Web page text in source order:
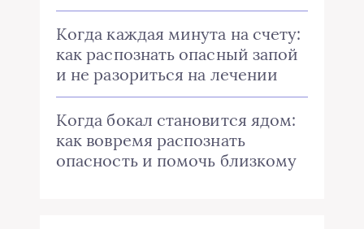
Когда каждая минута на счету:
как распознать опасный запой
и не разориться на лечении
Когда бокал становится ядом:
как вовремя распознать
опасность и помочь близкому